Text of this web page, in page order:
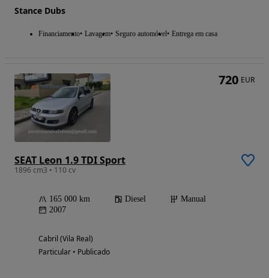
Stance Dubs
Financiamento Lavagem Seguro automóvel Entrega em casa
SEAT Leon 1.9 TDI Sport
1896 cm3 • 110 cv
165 000 km Diesel
Manual
2007
Cabril (Vila Real)
Particular • Publicado
720 EUR